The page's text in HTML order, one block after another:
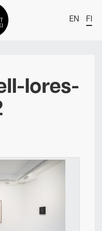
EN FI
jäsenyydestä
lores-